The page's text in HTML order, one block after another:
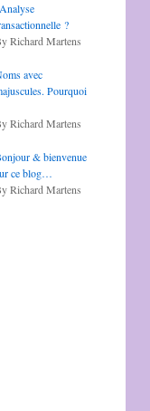
?
Richard Martens
avec
Pourquoi
Richard Martens
& bienvenue
ce blog…
Richard Martens